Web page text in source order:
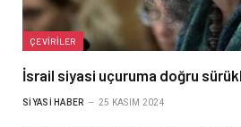
ÇEVIRILER
İsrail siyasi uçuruma doğru
SIYASI HABER 25 KASIM 2024